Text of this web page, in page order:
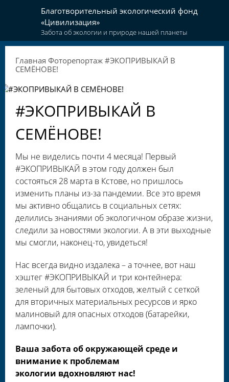
Благотворительный экологический фонд
«Цивилизация»
Забота об экологии и природе нашей планеты
Главная Фоторепортаж #ЭКОПРИВЫКАЙ В
СЕМЁНОВЕ!
#ЭКОПРИВЫКАЙ В
СЕМЁНОВЕ!
Мы не виделись почти 4 месяца! Первый
#ЭКОПРИВЫКАЙ в этом году должен был
состояться 28 марта в Кстове, но пришлось
изменить планы из-за пандемии. Все это время
мы активно общались в социальных сетях:
делились знаниями об экологичном образе жизни,
следили за новостями экологии. А в эти выходные
мы смогли, наконец-то, увидеться!
Нас всегда видно издалека – а точнее, вот наш
хэштег #ЭКОПРИВЫКАЙ и три контейнера:
зеленый для бытовых отходов, желтый с сеткой
для вторичных материальных ресурсов и ярко
малиновый для опасных отходов (батарейки,
лампочки).
Ваша забота об окружающей среде и
внимание к проблемам
экологии вдохновляют нас!